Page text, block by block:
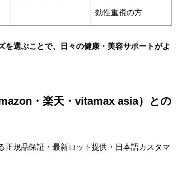
効性重視の方
を選ぶことで、日々の健康・美容サポートがよ
・楽天・vitamax asia）との
正規品保証・最新ロット提供・日本語カスタマ